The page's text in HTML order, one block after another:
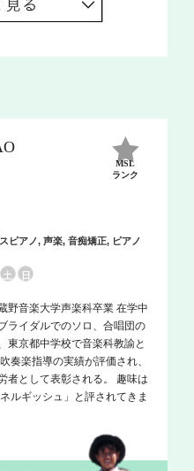
MSL
ランク
ピアノ, 声楽, 音痴矯正, ピアノ
土 日
音楽大学声楽科卒業 在学中
ライダルでのソロ、合唱団の
東京都中学校で音楽科教諭と
奏楽指導の実績が評価され、
者として表彰される。 趣味は
ルギッシュ」と評されてきま